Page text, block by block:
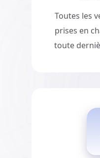
Toutes les
prises en
toute